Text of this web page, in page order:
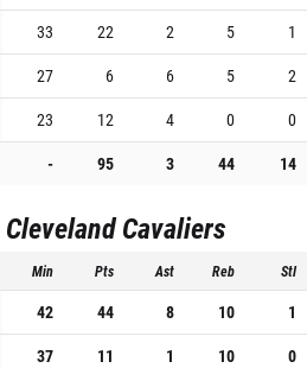
33 22 2 5 1
27 6 6 5 2
23 12 4 0 0
- 95 3 44 14
Cleveland Cavaliers
Min Pts Ast Reb Stl
42 44 8 10 1
37 11 1 10 0